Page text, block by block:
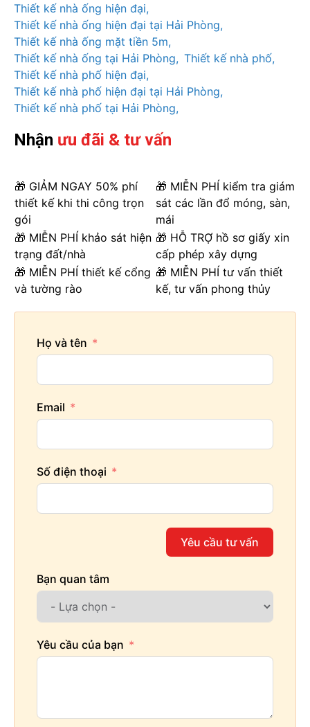
Thiết kế nhà ống hiện đại
Thiết kế nhà ống hiện đại tại Hải Phòng
Thiết kế nhà ống mặt tiền 5m
Thiết kế nhà ống tại Hải Phòng
Thiết kế nhà phố
Thiết kế nhà phố hiện đại
Thiết kế nhà phố hiện đại tại Hải Phòng
Thiết kế nhà phố tại Hải Phòng
Nhận ưu đãi & tư vấn
🎁 GIẢM NGAY 50% phí
thiết kế khi thi công trọn
gói
🎁 MIỄN PHÍ kiểm tra giám
sát các lần đổ móng, sàn,
mái
🎁 MIỄN PHÍ khảo sát hiện
trạng đất/nhà
🎁 HỖ TRỢ hồ sơ giấy xin
cấp phép xây dựng
🎁 MIỄN PHÍ thiết kế cổng
và tường rào
🎁 MIỄN PHÍ tư vấn thiết
kế, tư vấn phong thủy
Họ và tên
Email
Số điện thoại
Yêu cầu tư vấn
Bạn quan tâm
Yêu cầu của bạn